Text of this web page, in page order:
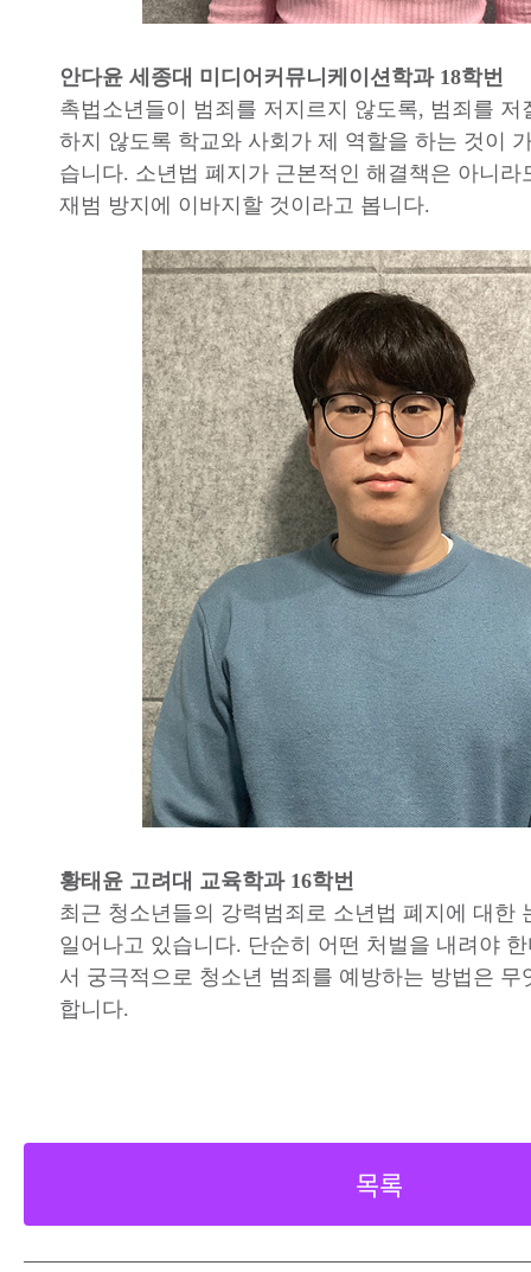
안다윤 세종대 미디어커뮤니케이션학과 18학번
촉법소년들이 범죄를 저지르지 않도록, 범죄를 저
하지 않도록 학교와 사회가 제 역할을 하는 것이
습니다. 소년법 폐지가 근본적인 해결책은 아니라
재범 방지에 이바지할 것이라고 봅니다.
황태윤 고려대 교육학과 16학번
최근 청소년들의 강력범죄로 소년법 폐지에 대한
일어나고 있습니다. 단순히 어떤 처벌을 내려야
서 궁극적으로 청소년 범죄를 예방하는 방법은 무
합니다.
목록